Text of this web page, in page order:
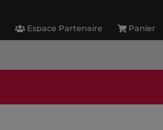
Espace Partenaire Panier